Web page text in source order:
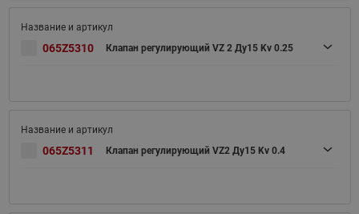
065Z5310 Клапан регулирующий VZ 2 Ду15 Kv 0.25
065Z5311 Клапан регулирующий VZ2 Ду15 Kv 0.4